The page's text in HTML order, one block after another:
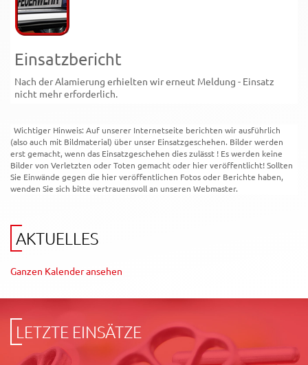
Einsatzbericht
Nach der Alamierung erhielten wir erneut Meldung - Einsatz
nicht mehr erforderlich.
Wichtiger Hinweis: Auf unserer Internetseite berichten wir ausführlich
(also auch mit Bildmaterial) über unser Einsatzgeschehen. Bilder werden
erst gemacht, wenn das Einsatzgeschehen dies zulässt ! Es werden keine
Bilder von Verletzten oder Toten gemacht oder hier veröffentlicht! Sollten
Sie Einwände gegen die hier veröffentlichen Fotos oder Berichte haben,
wenden Sie sich bitte vertrauensvoll an unseren Webmaster.
AKTUELLES
Ganzen Kalender ansehen
LETZTE EINSÄTZE